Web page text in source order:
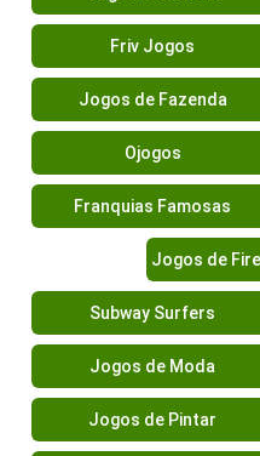
Friv Jogos
Jogos de Fazenda
Ojogos
Franquias Famosas
Jogos de
Subway Surfers
Jogos de Moda
Jogos de Pintar